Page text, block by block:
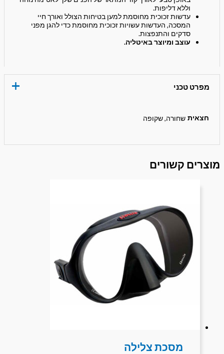
וללא דליפות.
עדשות זכוכית מחוסמת למען בטיחות הצולל ואורך חיי
המסכה, העדשות עשויות זכוכית מחוסמת כדי להגן מפני
סדקים והתנפצות.
עוצב ומיוצר באיטליה.
מפרט טכני
חצאית שחורה, שקופה
מוצרים קשורים
מסכת צלילה